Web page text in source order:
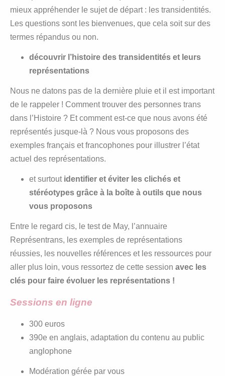
mieux appréhender le sujet de départ : les transidentités.
Les questions sont les bienvenues, que cela soit sur des
termes répandus ou non.
découvrir l’histoire des transidentités et leurs
représentations
Nous ne datons pas de la dernière pluie et il est important
de le rappeler ! Comment trouver des personnes trans
dans l’Histoire ? Et comment est-ce que nous avons été
représentés jusque-là ? Nous vous proposons des
exemples français et francophones pour illustrer l’état
actuel des représentations.
et surtout identifier et éviter les clichés et
stéréotypes grâce à la boîte à outils que nous
vous proposons
Entre le regard cis, le test de May, l’annuaire
Représentrans, les exemples de représentations
réussies, les nouvelles références et les ressources pour
aller plus loin, vous ressortez de cette session avec les
clés pour faire évoluer les représentations !
Sessions en ligne
300 euros
390e en anglais, adaptation du contenu au public
anglophone
Modération gérée par vous